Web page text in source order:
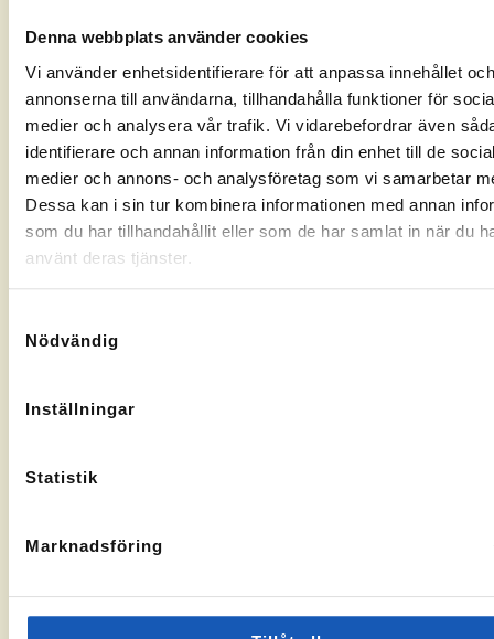
Denna webbplats använder cookies
Vi använder enhetsidentifierare för att anpassa innehållet och
annonserna till användarna, tillhandahålla funktioner för
medier och analysera vår trafik. Vi vidarebefordrar även
identifierare och annan information från din enhet till de
medier och annons- och analysföretag som vi samarbetar
Dessa kan i sin tur kombinera informationen med annan
som du har tillhandahållit eller som de har samlat in när du
använt deras tjänster.
Nödvändig
Inställningar
Statistik
Marknadsföring
Sveg
Gränsgatan
17, 842
32 Sveg
KA-
nummer:
10069283
Till
kontorssidan
Tomelilla
Nybogatan
2B, 273
30
Tomelilla
KA-
10073436
Åtvidaberg
Åtvidaberg